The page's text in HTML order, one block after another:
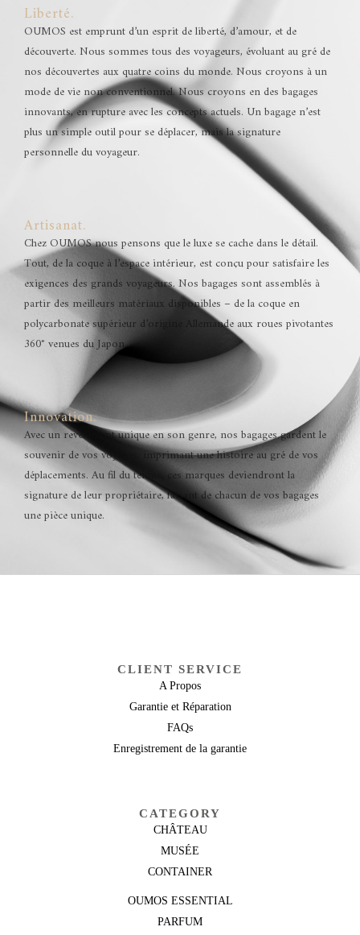
Liberté.
OUMOS est emprunt d’un esprit de liberté, d’amour, et de
découverte. Nous sommes tous des voyageurs, évoluant au gré de
nos découvertes aux quatre coins du monde. Nous croyons à un
mode de vie non conventionnel. Nous croyons en des bagages
innovants, en rupture avec les concepts actuels. Un bagage n’est
plus un simple outil pour se déplacer, mais la signature
personnelle du voyageur.
Artisanat.
Chez OUMOS nous pensons que le luxe se cache dans le détail.
Tout, de la coque à l’espace intérieur, est conçu pour satisfaire les
exigences des grands voyageurs. Nos bagages sont assemblés à
partir des meilleurs matériaux disponibles – de la coque en
polycarbonate supérieur d’origine Allemande aux roues pivotantes
360° venues du Japon.
Innovation.
Avec un revêtement unique en son genre, nos bagages gardent le
souvenir de vos voyages, imprimant une histoire au gré de vos
déplacements. Au fil du temps, ces marques deviendront la
signature de leur propriétaire, faisant de chacun de vos bagages
une pièce unique.
CLIENT SERVICE
A Propos
Garantie et Réparation
FAQs
Enregistrement de la garantie
CATEGORY
CHÂTEAU
MUSÉE
CONTAINER
OUMOS ESSENTIAL
PARFUM